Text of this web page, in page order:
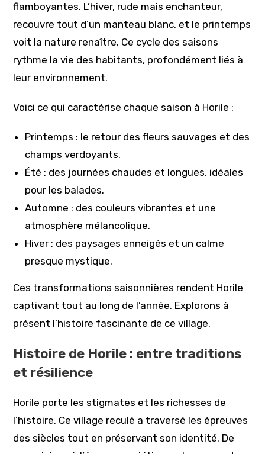
flamboyantes. L’hiver, rude mais enchanteur,
recouvre tout d’un manteau blanc, et le printemps
voit la nature renaître. Ce cycle des saisons
rythme la vie des habitants, profondément liés à
leur environnement.
Voici ce qui caractérise chaque saison à Horile :
Printemps : le retour des fleurs sauvages et des
champs verdoyants.
Été : des journées chaudes et longues, idéales
pour les balades.
Automne : des couleurs vibrantes et une
atmosphère mélancolique.
Hiver : des paysages enneigés et un calme
presque mystique.
Ces transformations saisonnières rendent Horile
captivant tout au long de l’année. Explorons à
présent l’histoire fascinante de ce village.
Histoire de Horile : entre traditions
et résilience
Horile porte les stigmates et les richesses de
l’histoire. Ce village reculé a traversé les épreuves
des siècles tout en préservant son identité. De